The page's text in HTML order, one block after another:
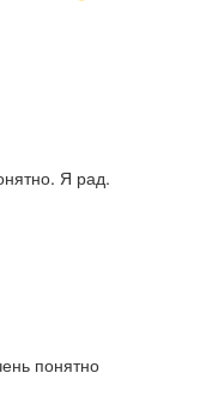
Я рад.
понятно